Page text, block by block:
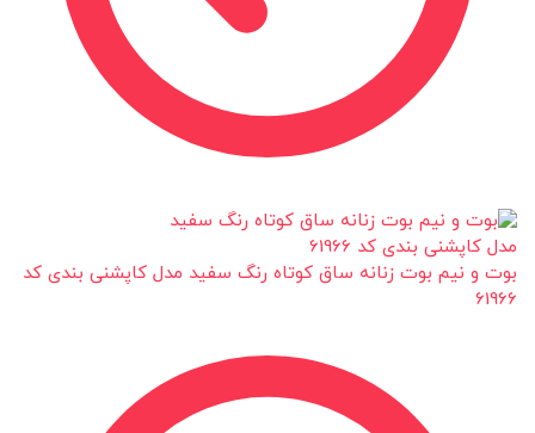
بوت و نیم بوت زنانه ساق کوتاه رنگ سفید مدل کاپشنی بندی کد
61966